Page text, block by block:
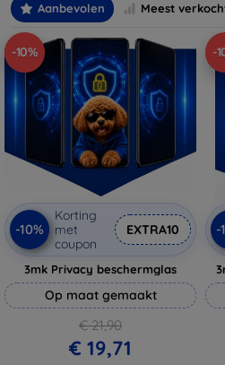
Aanbevolen Meest
-10%
-10%
Korting
met
coupon
EXTRA10
3mk Privacy beschermglas
Op maat gemaakt
€ 21,90
€ 19,71
-
-